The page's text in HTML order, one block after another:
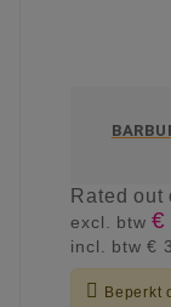
Ratedout
excl. btw€
incl. btw€
 Beperkt